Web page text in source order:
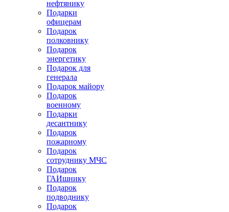
нефтянику
Подарки
офицерам
Подарок
полковнику
Подарок
энергетику
Подарок для
генерала
Подарок майору
Подарок
военному
Подарки
десантнику
Подарок
пожарному
Подарок
сотруднику МЧС
Подарок
ГАИшнику
Подарок
подводнику
Подарок